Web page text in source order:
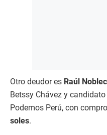
Otro deudor es Raúl
Betssy Chávez y
Podemos Perú, con
soles.